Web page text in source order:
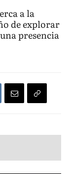
a la
de explorar
presencia